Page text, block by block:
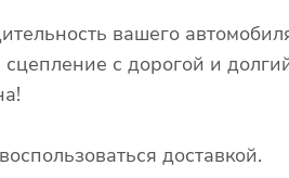
вашего
с дорогой и
доставкой.